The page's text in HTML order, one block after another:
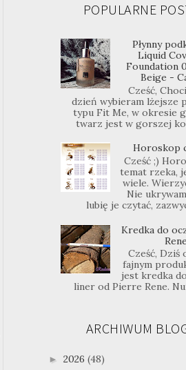
POPULARNE
Płynny
Liquid
Foundation
Beige -
Cześć,
dzień wybieram lżejsze
typu Fit Me, w okresie
twarz jest w gorszej
Horoskop
Cześć ;)
temat rzeka,
wiele.
Nie
lubię je czytać,
Kredka do
Rene
Cześć, Dziś
fajnym
jest kredka
liner od Pierre Rene.
ARCHIWUM
► 2026 (48)